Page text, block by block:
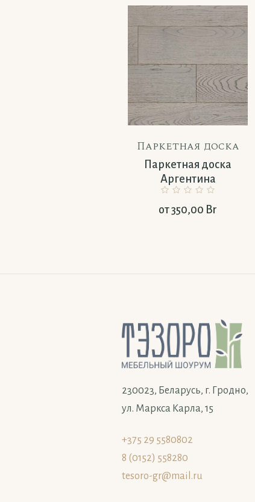
Паркетная доска
Паркетная доска
Аргентина
от350,00 Br
230023, Беларусь, г. Гродно,
ул. Маркса Карла, 15
+375 29 5580802
8 (0152) 558280
tesoro-gr@mail.ru